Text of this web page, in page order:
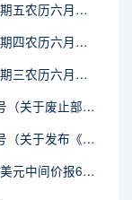
外贸简讯：2026年8月7日星期五农历六月廿五
外贸简讯：2026年8月6日星期四农历六月廿四
外贸简讯：2026年8月5日星期三农历六月廿三
海关总署公告2026年第112号（关于废止部分卫生检疫类规范性文件的公告）
海关总署公告2026年第111号（关于发布《进出境动植物检疫处理监督管理工作规定》《进出境卫生处理监督管理工作规定》的公告）
2026年8月7日周五人民币对美元中间价报6.7904调贬9个基点